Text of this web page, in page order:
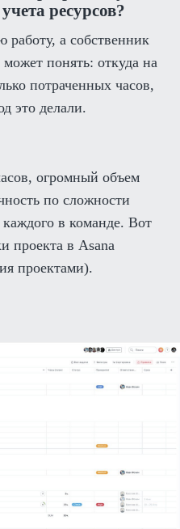
ресурсов?
а собственник
понять: откуда на
потраченных часов,
это делали.
огромный объем
по сложности
в команде. Вот
проекта в Asana
проектами).